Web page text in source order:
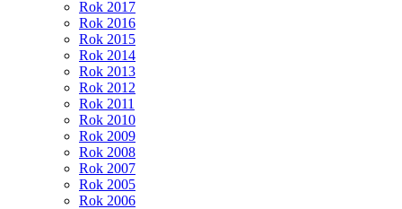
Rok 2017
Rok 2016
Rok 2015
Rok 2014
Rok 2013
Rok 2012
Rok 2011
Rok 2010
Rok 2009
Rok 2008
Rok 2007
Rok 2005
Rok 2006